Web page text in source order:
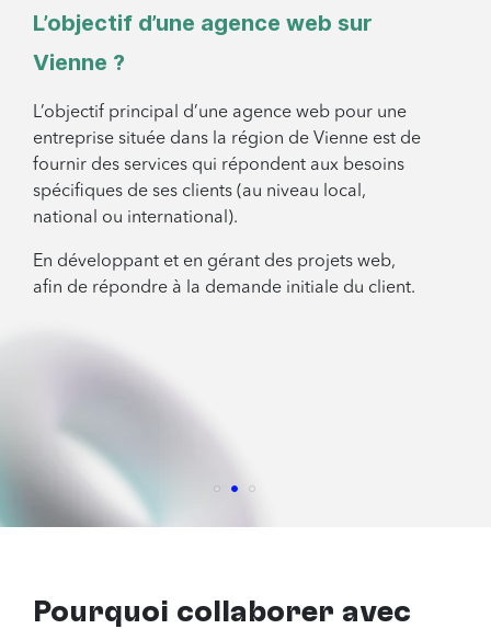
L’objectif d’une agence web sur
Vienne ?
L’objectif principal d’une agence web pour une
entreprise située dans la région de Vienne est de
fournir des services qui répondent aux besoins
spécifiques de ses clients (au niveau local,
national ou international).
En développant et en gérant des projets web,
afin de répondre à la demande initiale du client.
Pourquoi collaborer avec